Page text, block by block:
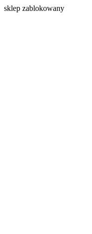
sklep zablokowany